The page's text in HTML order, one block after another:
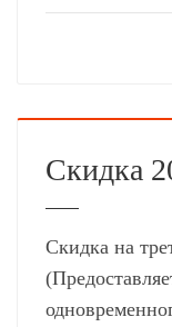
Скидка
Скидка на